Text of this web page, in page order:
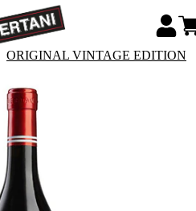
ORIGINAL VINTAGE EDITION